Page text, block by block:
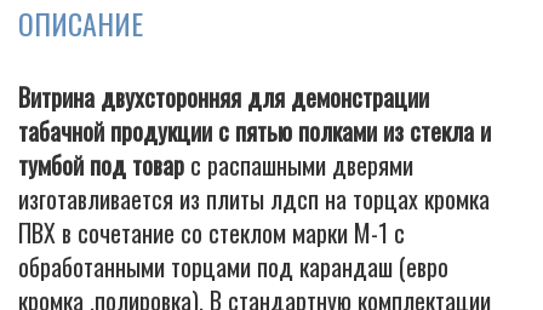
ОПИСАНИЕ
Витрина двухсторонняя для демонстрации
табачной продукции с пятью полками из стекла и
тумбой под товар с распашными дверями
изготавливается из плиты лдсп на торцах кромка
ПВХ в сочетание со стеклом марки М-1 с
обработанными торцами под карандаш (евро
кромка ,полировка). В стандартную комплектации